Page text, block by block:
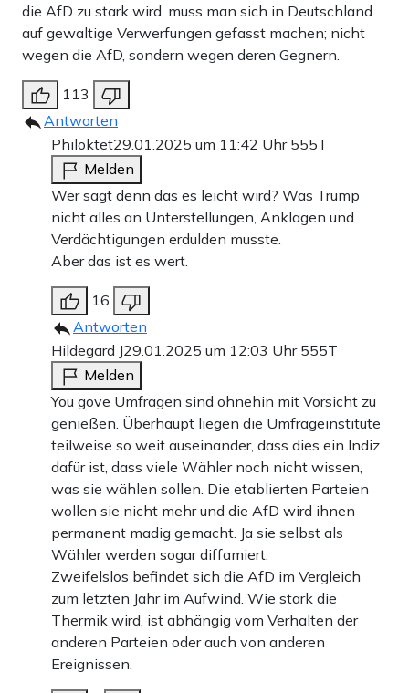
die AfD zu stark wird, muss man sich in Deutschland
auf gewaltige Verwerfungen gefasst machen; nicht
wegen die AfD, sondern wegen deren Gegnern.
113
Antworten
Philoktet29.01.2025 um 11:42 Uhr 555T
Melden
Wer sagt denn das es leicht wird? Was Trump
nicht alles an Unterstellungen, Anklagen und
Verdächtigungen erdulden musste.
Aber das ist es wert.
16
Antworten
Hildegard J29.01.2025 um 12:03 Uhr 555T
Melden
You gove Umfragen sind ohnehin mit Vorsicht zu
genießen. Überhaupt liegen die Umfrageinstitute
teilweise so weit auseinander, dass dies ein Indiz
dafür ist, dass viele Wähler noch nicht wissen,
was sie wählen sollen. Die etablierten Parteien
wollen sie nicht mehr und die AfD wird ihnen
permanent madig gemacht. Ja sie selbst als
Wähler werden sogar diffamiert.
Zweifelslos befindet sich die AfD im Vergleich
zum letzten Jahr im Aufwind. Wie stark die
Thermik wird, ist abhängig vom Verhalten der
anderen Parteien oder auch von anderen
Ereignissen.